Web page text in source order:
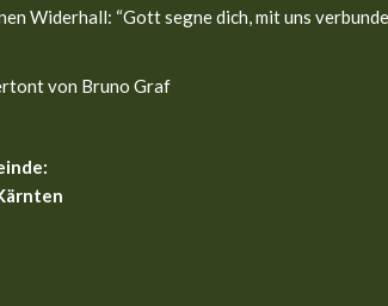
Widerhall: “Gott segne dich, mit uns
von Bruno Graf